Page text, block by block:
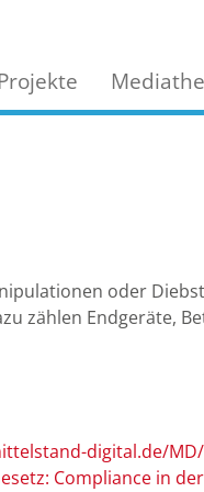
Projekte
oder
zählen Endgeräte,